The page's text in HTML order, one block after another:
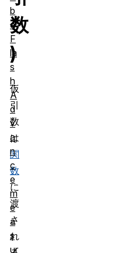
数
)
仮
引
数
は
関
数
に
渡
さ
れ
b
e
F
la
s
h
A
d
v
a
n
c
e
m
e
a
s
ur